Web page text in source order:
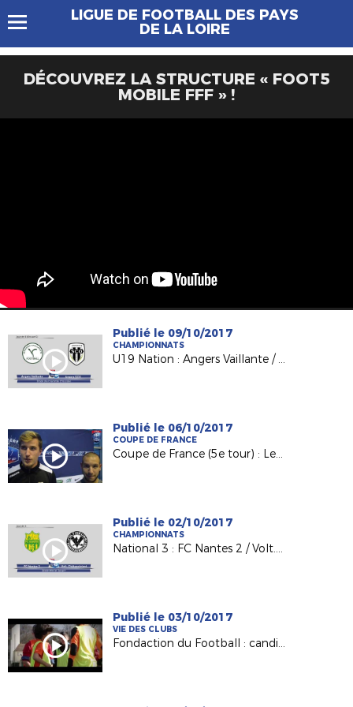
LIGUE DE FOOTBALL DES PAYS
DE LA LOIRE
DÉCOUVREZ LA STRUCTURE « FOOT5
MOBILE FFF » !
Publié le 09/10/2017
CHAMPIONNATS
U19 Nation : Angers Vaillante / Angers SCO (1-2)
Publié le 06/10/2017
COUPE DE FRANCE
Coupe de France (5e tour) : Les Sables TVEC / AS Sautron
Publié le 02/10/2017
CHAMPIONNATS
National 3 : FC Nantes 2 / Volt. Châteaubriant (2-0)
Publié le 03/10/2017
VIE DES CLUBS
Fondaction du Football : candidatez !